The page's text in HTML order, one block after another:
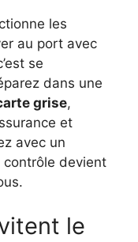
les
au port avec
se
dans une
grise,
et
avec un
contrôle devient